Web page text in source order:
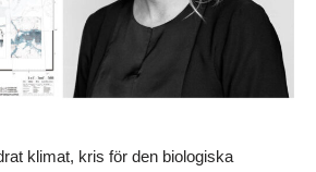
klimat, kris för den biologiska